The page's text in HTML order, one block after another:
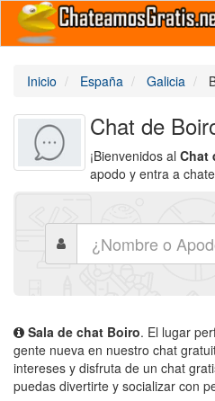
Inicio España Galicia
Chat de
¡Bienvenidos al Chat
apodo y entra a
Sala de chat Boiro. El lugar
gente nueva en nuestro chat
intereses y disfruta de un chat
puedas divertirte y socializar con